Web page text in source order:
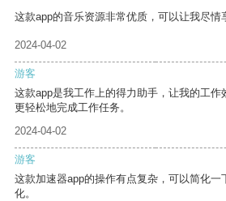
这款app的音乐资源非常优质，可以让我尽情
2024-04-02
游客
这款app是我工作上的得力助手，让我的工作
更轻松地完成工作任务。
2024-04-02
游客
这款加速器app的操作有点复杂，可以简化
化。